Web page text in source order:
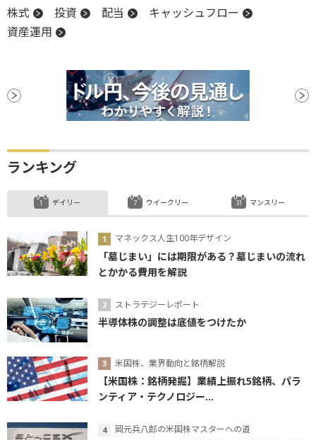
株式 投資 配当
キャッシュフロー
資産運用
ランキング
デイリー
マネックス人生100年デザイン
「墓じまい」には期限がある？墓じまいの流れ
とかかる費用を解説
ストラテジーレポート
半導体株の調整は底値をつけたか
米国株、業界動向と銘柄解説
【米国株：銘柄発掘】業績上振れ5銘柄、パラ
ンティア・テクノロジー...
岡元兵八郎の米国株マスターへの道
ウイークリー マンスリー